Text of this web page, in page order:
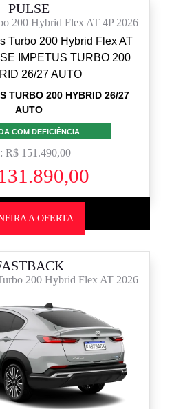
PULSE
200 Hybrid Flex AT 4P 2026
TURBO 200 HYBRID 26/27
AUTO
COM DEFICIÊNCIA
R$ 151.490,00
A OFERTA
200 Hybrid Flex AT 2026